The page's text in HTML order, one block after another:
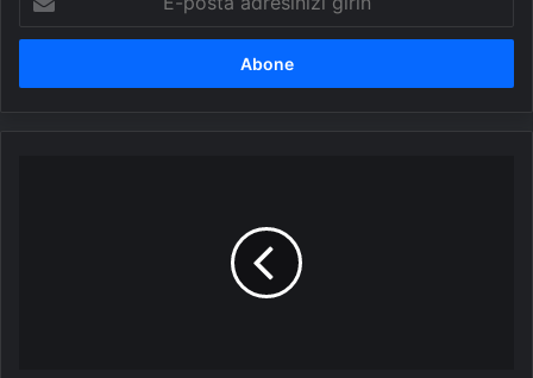
posta
adresinizi